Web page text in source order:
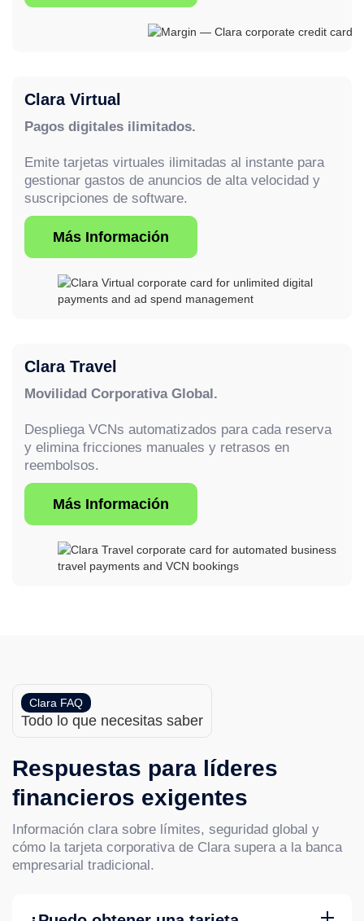
Clara Virtual
Pagos digitales ilimitados.
Emite tarjetas virtuales ilimitadas al instante para
gestionar gastos de anuncios de alta velocidad y
suscripciones de software.
Más Información
Clara Travel
Movilidad Corporativa Global.
Despliega VCNs automatizados para cada reserva
y elimina fricciones manuales y retrasos en
reembolsos.
Más Información
Clara FAQ
Todo lo que necesitas saber
Respuestas para líderes
financieros exigentes
Información clara sobre límites, seguridad global y
cómo la tarjeta corporativa de Clara supera a la banca
empresarial tradicional.